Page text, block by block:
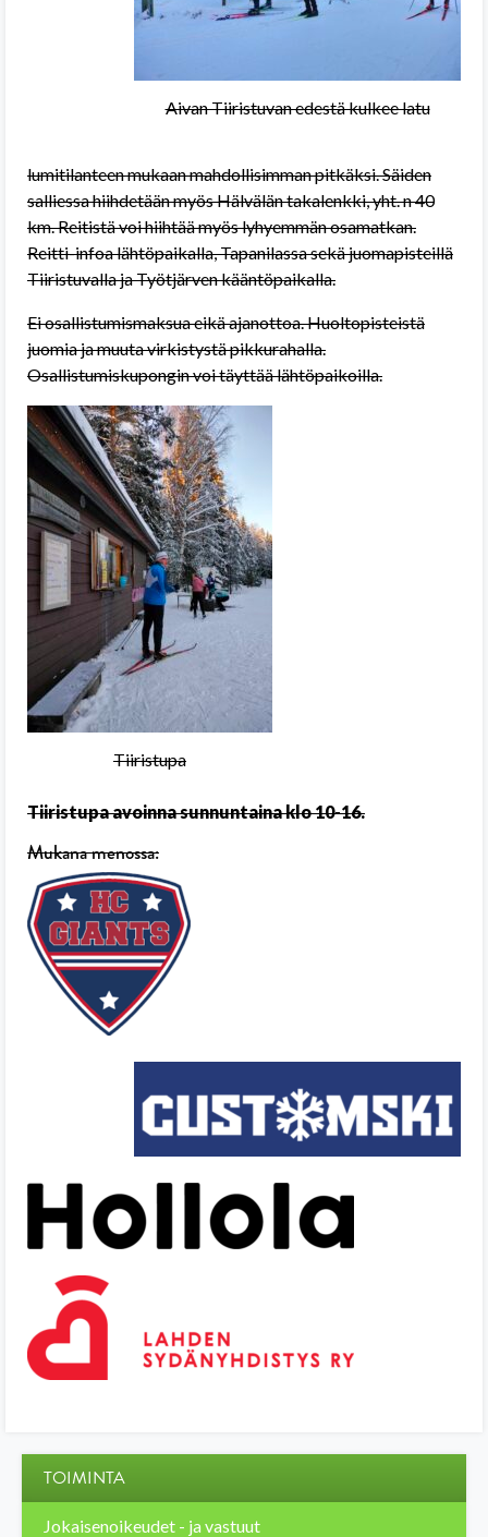
Aivan Tiiristuvan edestä kulkee latu
lumitilanteen mukaan mahdollisimman pitkäksi. Säiden
salliessa hiihdetään myös Hälvälän takalenkki, yht. n 40
km. Reitistä voi hiihtää myös lyhyemmän osamatkan.
Reitti-infoa lähtöpaikalla, Tapanilassa sekä juomapisteillä
Tiiristuvalla ja Työtjärven kääntöpaikalla.
Ei osallistumismaksua eikä ajanottoa. Huoltopisteistä
juomia ja muuta virkistystä pikkurahalla.
Osallistumiskupongin voi täyttää lähtöpaikoilla.
Tiiristupa
Tiiristupa avoinna sunnuntaina klo 10-16.
Mukana menossa:
TOIMINTA
Jokaisenoikeudet - ja vastuut